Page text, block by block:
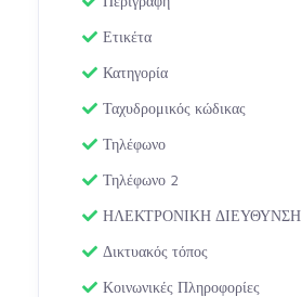
Ετικέτα
Κατηγορία
Ταχυδρομικός κώδικας
Τηλέφωνο
Τηλέφωνο 2
ΗΛΕΚΤΡΟΝΙΚΗ ΔΙΕΥΘΥΝΣΗ
Δικτυακός τόπος
Κοινωνικές Πληροφορίες